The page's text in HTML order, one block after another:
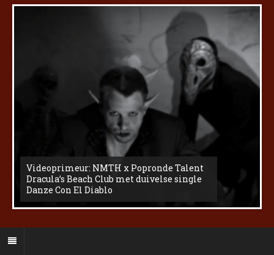
Videoprimeur: NMTH x Popronde Talent
Dracula’s Beach Club met duivelse single
Danze Con El Diablo